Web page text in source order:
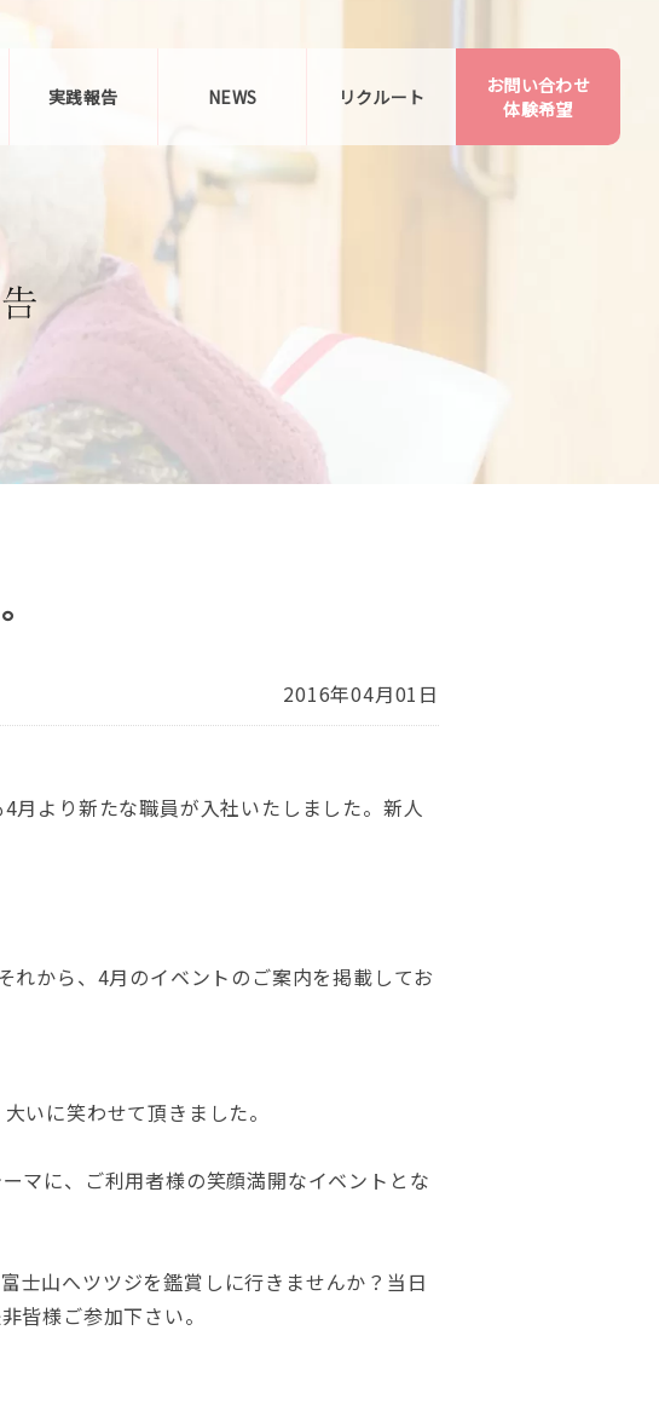
実践報告 NEWS リクルート
お問い合わせ
体験希望
2016年04月01日
より新たな職員が入社いたしました。新人
から、4月のイベントのご案内を掲載してお
いに笑わせて頂きました。
マに、ご利用者様の笑顔満開なイベントとな
士山へツツジを鑑賞しに行きませんか？当日
皆様ご参加下さい。